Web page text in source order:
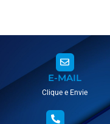
E-MAIL
Clique e Envie